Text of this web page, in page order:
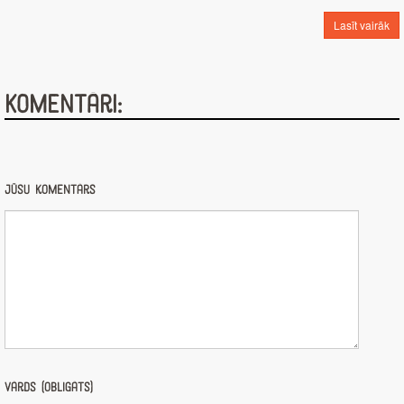
Lasīt vairāk
Komentāri:
Jūsu komentārs
Vārds (obligāts)